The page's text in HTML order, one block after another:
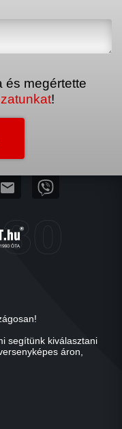
és megértette
!
mail
segítünk kiválasztani
áron,